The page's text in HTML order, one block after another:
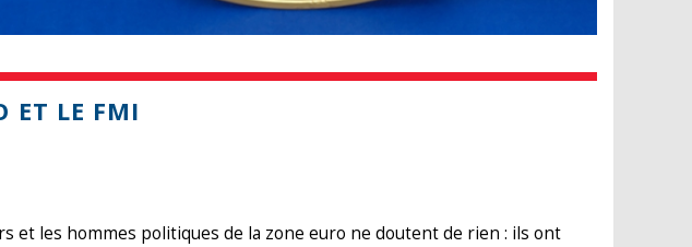
ET LE FMI
et les hommes politiques de la zone euro ne doutent de rien : ils ont